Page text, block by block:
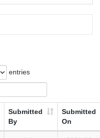
entries
Submitted
By
Submitted
On